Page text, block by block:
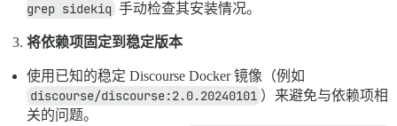
grep sidekiq 手动检查其安装情况。
将依赖项固定到稳定版本
使用已知的稳定 Discourse Docker 镜像（例如
discourse/discourse:2.0.20240101 ）来避免与依赖项相
关的问题。